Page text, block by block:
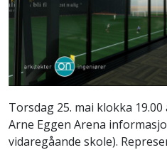
Torsdag 25. mai klokka
Arne Eggen Arena
vidaregåande skole).